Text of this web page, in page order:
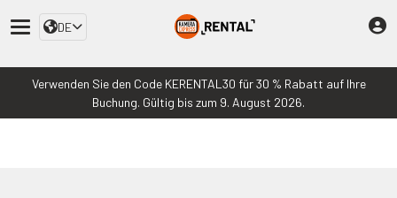
DE
Verwenden Sie den Code KERENTAL30 für 30 % Rabatt auf Ihre
Buchung. Gültig bis zum 9. August 2026.